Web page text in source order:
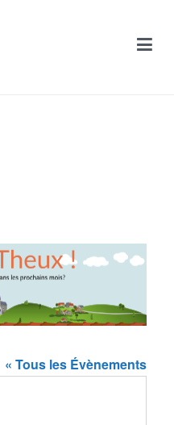
« Tous les Évènements